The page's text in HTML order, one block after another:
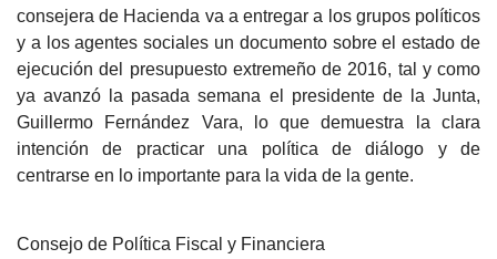
consejera de Hacienda va a entregar a los grupos políticos
y a los agentes sociales un documento sobre el estado de
ejecución del presupuesto extremeño de 2016, tal y como
ya avanzó la pasada semana el presidente de la Junta,
Guillermo Fernández Vara, lo que demuestra la clara
intención de practicar una política de diálogo y de
centrarse en lo importante para la vida de la gente.
Consejo de Política Fiscal y Financiera